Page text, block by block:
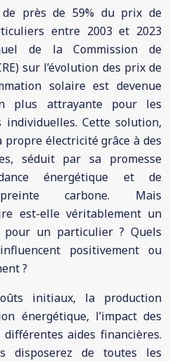
de près de 59% du prix de
entre 2003 et 2023
de la Commission de
sur l’évolution des prix de
solaire est devenue
plus attrayante pour les
Cette solution,
électricité grâce à des
séduit par sa promesse
énergétique et de
carbone. Mais
est-elle véritablement un
pour un particulier ? Quels
positivement ou
?
initiaux, la production
énergétique, l’impact des
aides financières.
disposerez de toutes les